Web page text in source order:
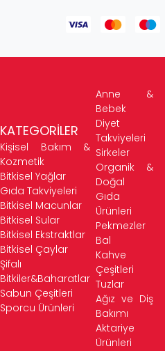
KATEGORİLER
Kişisel Bakım &
Kozmetik
Bitkisel Yağlar
Gıda Takviyeleri
Bitkisel Macunlar
Bitkisel Sular
Bitkisel Ekstraktlar
Bitkisel Çaylar
Şifalı
Bitkiler&Baharatlar
Sabun Çeşitleri
Sporcu Ürünleri
Anne &
Bebek
Diyet
Takviyeleri
Sirkeler
Organik &
Doğal
Gıda
Ürünleri
Pekmezler
Bal
Kahve
Çeşitleri
Tuzlar
Ağız ve Diş
Bakımı
Aktariye
Ürünleri